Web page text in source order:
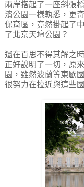
兩岸搭起了一座斜張
濱公園一樣孰悉，更
保育區，竟然掛起了
了北京天壇公園？
還在百思不得其解之
正好說明了一切，原
園，雖然波蘭等東歐
很努力在拉近與這些